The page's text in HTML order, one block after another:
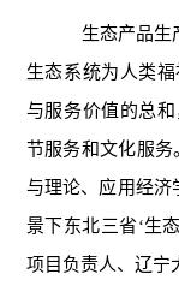
生态产品生
生态系统为人类
与服务价值的总
节服务和文化服务
与理论、应用经济
景下东北三省‘生
项目负责人、辽宁